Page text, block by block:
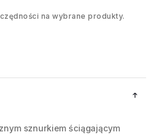
na wybrane produkty.
sznurkiem ściągającym